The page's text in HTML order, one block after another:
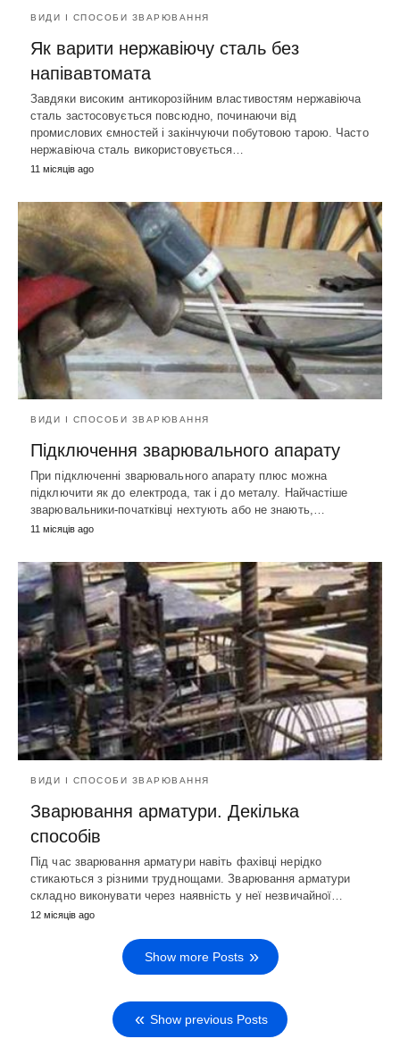
ВИДИ І СПОСОБИ ЗВАРЮВАННЯ
Як варити нержавіючу сталь без
напівавтомата
Завдяки високим антикорозійним властивостям нержавіюча
сталь застосовується повсюдно, починаючи від
промислових ємностей і закінчуючи побутовою тарою. Часто
нержавіюча сталь використовується…
11 місяців ago
ВИДИ І СПОСОБИ ЗВАРЮВАННЯ
Підключення зварювального апарату
При підключенні зварювального апарату плюс можна
підключити як до електрода, так і до металу. Найчастіше
зварювальники-початківці нехтують або не знають,…
11 місяців ago
ВИДИ І СПОСОБИ ЗВАРЮВАННЯ
Зварювання арматури. Декілька
способів
Під час зварювання арматури навіть фахівці нерідко
стикаються з різними труднощами. Зварювання арматури
складно виконувати через наявність у неї незвичайної…
12 місяців ago
Show more Posts
Show previous Posts